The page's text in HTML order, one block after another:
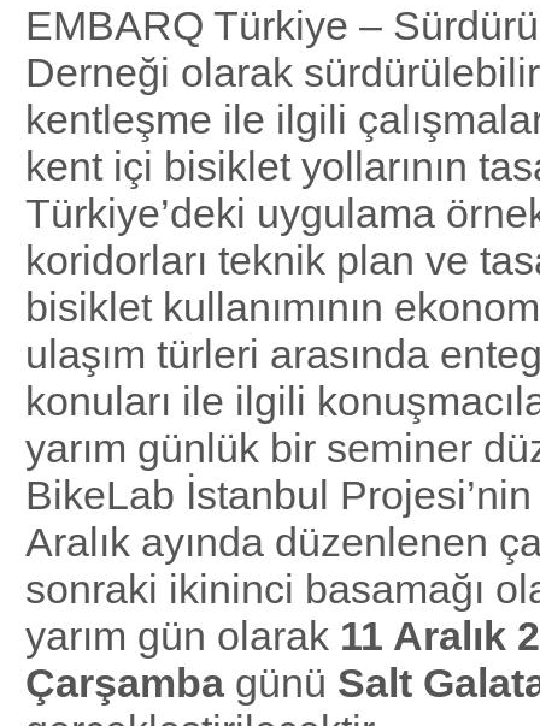
EMBARQ Türkiye –
Derneği olarak
kentleşme ile ilgili
kent içi bisiklet yollarının
Türkiye’deki uygulama
koridorları teknik plan ve
bisiklet kullanımının
ulaşım türleri arasında
konuları ile ilgili
yarım günlük bir seminer
BikeLab İstanbul
Aralık ayında düzenlenen
sonraki ikininci basamağı
yarım gün olarak 11 Aralık
Çarşamba günü Salt